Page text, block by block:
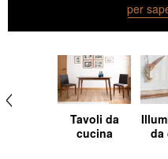
proporzioni precise. I
laminato sono scelti
di stoccaggio. I mobili
senza
postura e la
per
Tavoli da
cucina
da